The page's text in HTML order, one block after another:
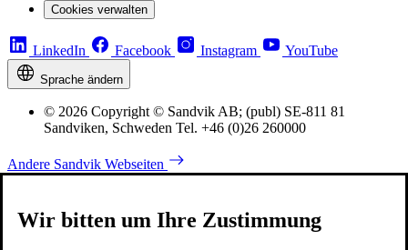
Cookies verwalten
LinkedIn Facebook Instagram YouTube
Sprache ändern
© 2026 Copyright © Sandvik AB; (publ) SE-811 81
Sandviken, Schweden Tel. +46 (0)26 260000
Andere Sandvik Webseiten
Wir bitten um Ihre Zustimmung